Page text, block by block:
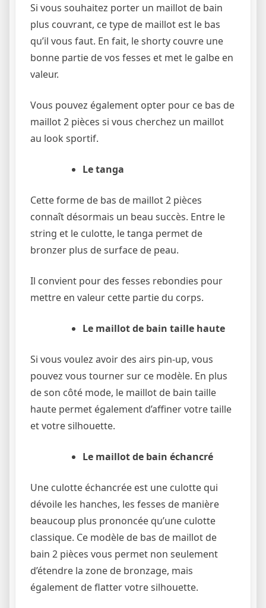
Si vous souhaitez porter un maillot de bain
plus couvrant, ce type de maillot est le bas
qu’il vous faut. En fait, le shorty couvre une
bonne partie de vos fesses et met le galbe en
valeur.
Vous pouvez également opter pour ce bas de
maillot 2 pièces si vous cherchez un maillot
au look sportif.
Le tanga
Cette forme de bas de maillot 2 pièces
connaît désormais un beau succès. Entre le
string et le culotte, le tanga permet de
bronzer plus de surface de peau.
Il convient pour des fesses rebondies pour
mettre en valeur cette partie du corps.
Le maillot de bain taille haute
Si vous voulez avoir des airs pin-up, vous
pouvez vous tourner sur ce modèle. En plus
de son côté mode, le maillot de bain taille
haute permet également d’affiner votre taille
et votre silhouette.
Le maillot de bain échancré
Une culotte échancrée est une culotte qui
dévoile les hanches, les fesses de manière
beaucoup plus prononcée qu’une culotte
classique. Ce modèle de bas de maillot de
bain 2 pièces vous permet non seulement
d’étendre la zone de bronzage, mais
également de flatter votre silhouette.